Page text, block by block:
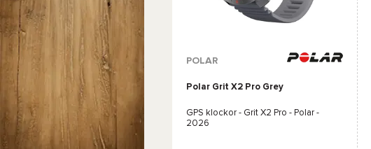
POLAR
Polar Grit X2 Pro Grey
GPS klockor - Grit X2 Pro - Polar -
2026